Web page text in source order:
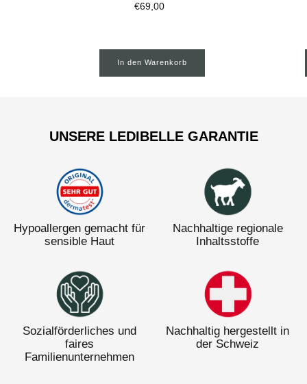
bewertet
€69,00
In den Warenkorb
UNSERE LEDIBELLE GARANTIE
Hypoallergen gemacht für
sensible Haut
Nachhaltige regionale
Inhaltsstoffe
Sozialförderliches und
faires
Familienunternehmen
Nachhaltig hergestellt in
der Schweiz